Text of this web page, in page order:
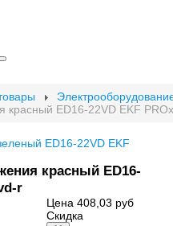
красный ED16-22VD EKF
ED16-22VD EKF
красный ED16-
r
Цена 408,03 руб
Скидка